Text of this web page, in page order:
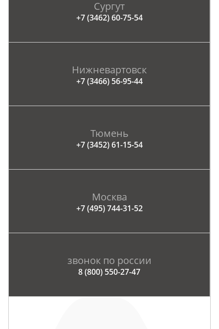
Сургут
+7 (3462) 60-75-54
Нижневартовск
+7 (3466) 56-95-44
Тюмень
+7 (3452) 61-15-54
Москва
+7 (495) 744-31-52
звонок по россии
8 (800) 550-27-47